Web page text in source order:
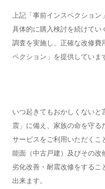
上記「事前インスペクショ
具体的に購入検討を続けてい
調査を実施し、正確な改修費
ペクション」を提供していま
いつ起きてもおかしくない
震」に備え、家族の命を守る
サービスをご利用いただくこ
能面（中古戸建）及びその改
劣化改善・耐震改修をするこ
出来ます。